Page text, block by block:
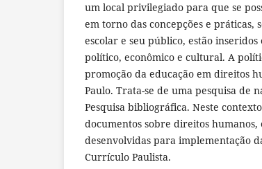
um local privilegiado para que se
em torno das concepções e práticas,
escolar e seu público, estão
político, econômico e cultural. A
promoção da educação em direitos
Paulo. Trata-se de uma pesquisa de
Pesquisa bibliográfica. Neste
documentos sobre direitos humanos,
desenvolvidas para implementação
Currículo Paulista.